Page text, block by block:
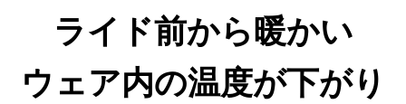
ライド前から暖かい
ウェア内の温度が下がり